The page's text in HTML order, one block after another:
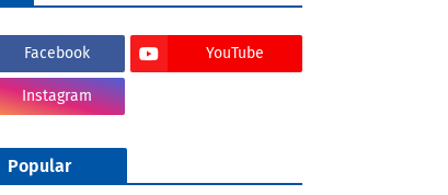
Facebook YouTube
Instagram
Popular